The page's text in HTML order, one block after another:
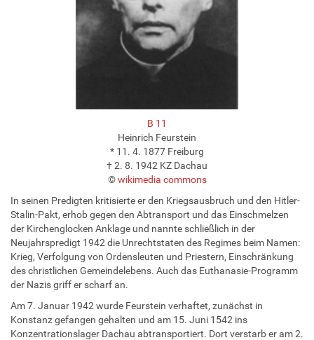
B 11
Heinrich Feurstein
* 11. 4. 1877 Freiburg
† 2. 8. 1942 KZ Dachau
©wikimedia commons
In seinen Predigten kritisierte er den Kriegsausbruch und den Hitler-
Stalin-Pakt, erhob gegen den Abtransport und das Einschmelzen
der Kirchenglocken Anklage und nannte schließlich in der
Neujahrspredigt 1942 die Unrechtstaten des Regimes beim Namen:
Krieg, Verfolgung von Ordensleuten und Priestern, Einschränkung
des christlichen Gemeindelebens. Auch das Euthanasie-Programm
der Nazis griff er scharf an.
Am 7. Januar 1942 wurde Feurstein verhaftet, zunächst in
Konstanz gefangen gehalten und am 15. Juni 1542 ins
Konzentrationslager Dachau abtransportiert. Dort verstarb er am 2.